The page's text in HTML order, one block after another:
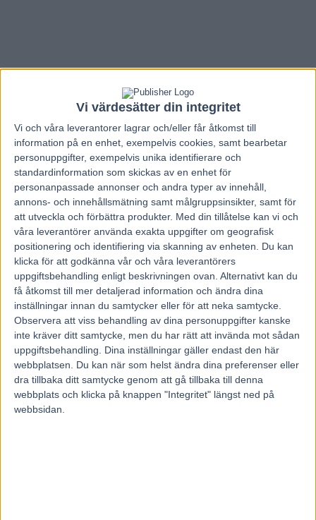
Vi värdesätter din integritet
Vi och våra leverantorer lagrar och/eller får åtkomst till
information på en enhet, exempelvis cookies, samt bearbetar
personuppgifter, exempelvis unika identifierare och
standardinformation som skickas av en enhet för
personanpassade annonser och andra typer av innehåll,
annons- och innehållsmätning samt målgruppsinsikter, samt för
att utveckla och förbättra produkter. Med din tillåtelse kan vi och
våra leverantörer använda exakta uppgifter om geografisk
positionering och identifiering via skanning av enheten. Du kan
klicka för att godkänna vår och våra leverantörers
uppgiftsbehandling enligt beskrivningen ovan. Alternativt kan du
få åtkomst till mer detaljerad information och ändra dina
inställningar innan du samtycker eller för att neka samtycke.
Observera att viss behandling av dina personuppgifter kanske
inte kräver ditt samtycke, men du har rätt att invända mot sådan
uppgiftsbehandling. Dina inställningar gäller endast den här
webbplatsen. Du kan när som helst ändra dina preferenser eller
dra tillbaka ditt samtycke genom att gå tillbaka till denna
webbplats och klicka på knappen "Integritet" längst ned på
webbsidan.
Hem V86 Nytt
Inför V86: Hoppas tvåla till proffsen
27 februari, 2012
232
Ante och Tina Lisell driver en liten tränarrörelse på amatörbasis.
På onsdagen tar de upp kampen med de stora namnen på Solvalla.
Då selar de ut två hästar på V86 och störst förhoppningar ställs på
årsdebuterande Java Grande.
– Vi ska göra ett försök att ge proffsen en match, säger Ante Lisell.
Paret Lisell träffades för 15 år sedan. Lika länge har de tränat
travhästar tillsammans. På gården strax utanför Rättvik har de åtta
hästar som de sköter om och tränar vid sidan av sina vanliga arbeten.
Tina arbetar inom äldrevården och Ante kör bland annat lastbil och
grävmaskin.
– Jag har nyss varit ute och sandat och ska nu hem till hästarna.
Visst är det mycket jobb men det är vad som krävs om det ska hålla
ihop. Och det är ju också något man väljer själv, en livsstil. Men om